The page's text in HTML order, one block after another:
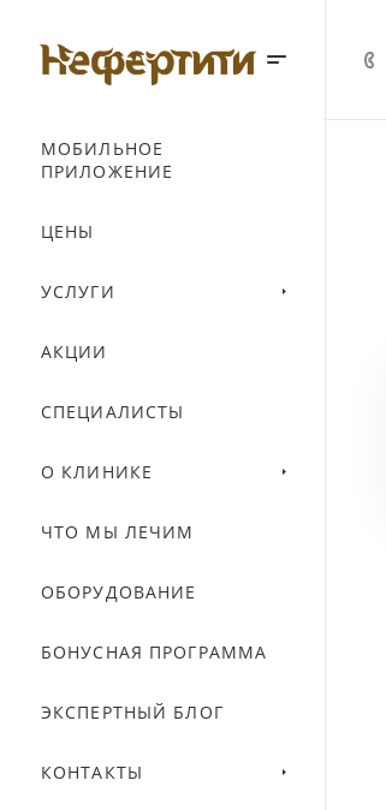
МОБИЛЬНОЕ
ПРИЛОЖЕНИЕ
ЦЕНЫ
УСЛУГИ
АКЦИИ
СПЕЦИАЛИСТЫ
О КЛИНИКЕ
ЧТО МЫ ЛЕЧИМ
ОБОРУДОВАНИЕ
БОНУСНАЯ ПРОГРАММА
ЭКСПЕРТНЫЙ БЛОГ
КОНТАКТЫ